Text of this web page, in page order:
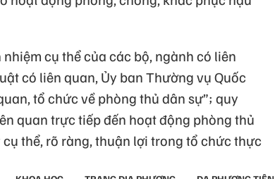
cụ thể của các bộ, ngành có liên
có liên quan, Ủy ban Thường vụ Quốc
tổ chức về phòng thủ dân sự”; quy
quan trực tiếp đến hoạt động phòng thủ
thể, rõ ràng, thuận lợi trong tổ chức thực